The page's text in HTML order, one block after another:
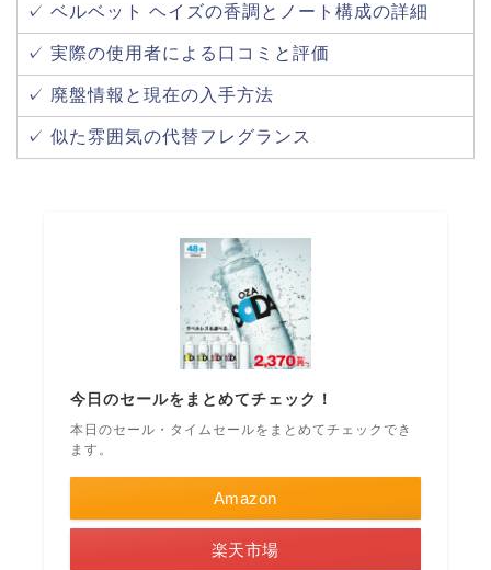
✓ ベルベット ヘイズの香調とノート構成の詳細
✓ 実際の使用者による口コミと評価
✓ 廃盤情報と現在の入手方法
✓ 似た雰囲気の代替フレグランス
今日のセールをまとめてチェック！
本日のセール・タイムセールをまとめてチェックでき
ます。
Amazon
楽天市場